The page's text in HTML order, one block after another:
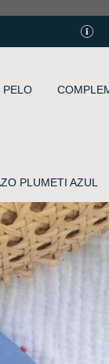
PELO
PLUMETI AZUL